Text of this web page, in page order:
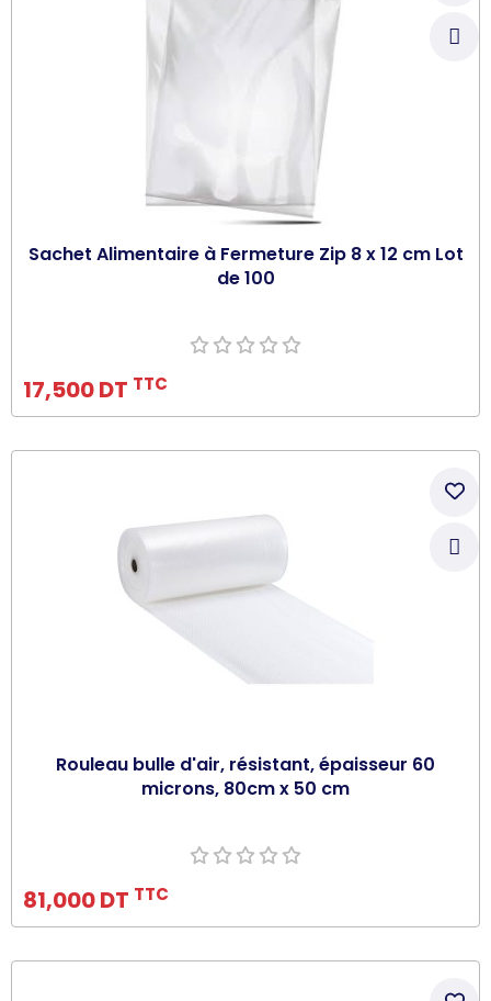
Sachet Alimentaire à Fermeture Zip 8 x 12 cm Lot
de 100
17,500 DT TTC
Ajouter au panier
Rouleau bulle d'air, résistant, épaisseur 60
microns, 80cm x 50 cm
81,000 DT TTC
Ajouter au panier